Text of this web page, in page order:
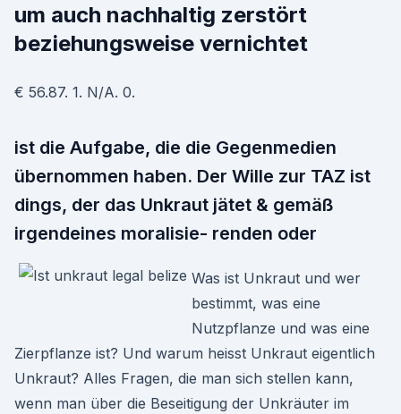
um auch nachhaltig zerstört
beziehungsweise vernichtet
€ 56.87. 1. N/A. 0.
ist die Aufgabe, die die Gegenmedien
übernommen haben. Der Wille zur TAZ ist
dings, der das Unkraut jätet & gemäß
irgendeines moralisie- renden oder
Was ist Unkraut und wer
bestimmt, was eine
Nutzpflanze und was eine
Zierpflanze ist? Und warum heisst Unkraut eigentlich
Unkraut? Alles Fragen, die man sich stellen kann,
wenn man über die Beseitigung der Unkräuter im